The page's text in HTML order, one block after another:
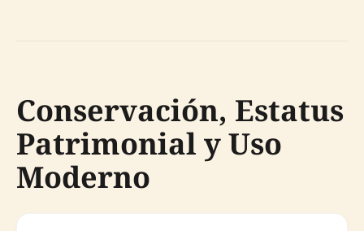
Conservación, Estatus
Patrimonial y Uso
Moderno